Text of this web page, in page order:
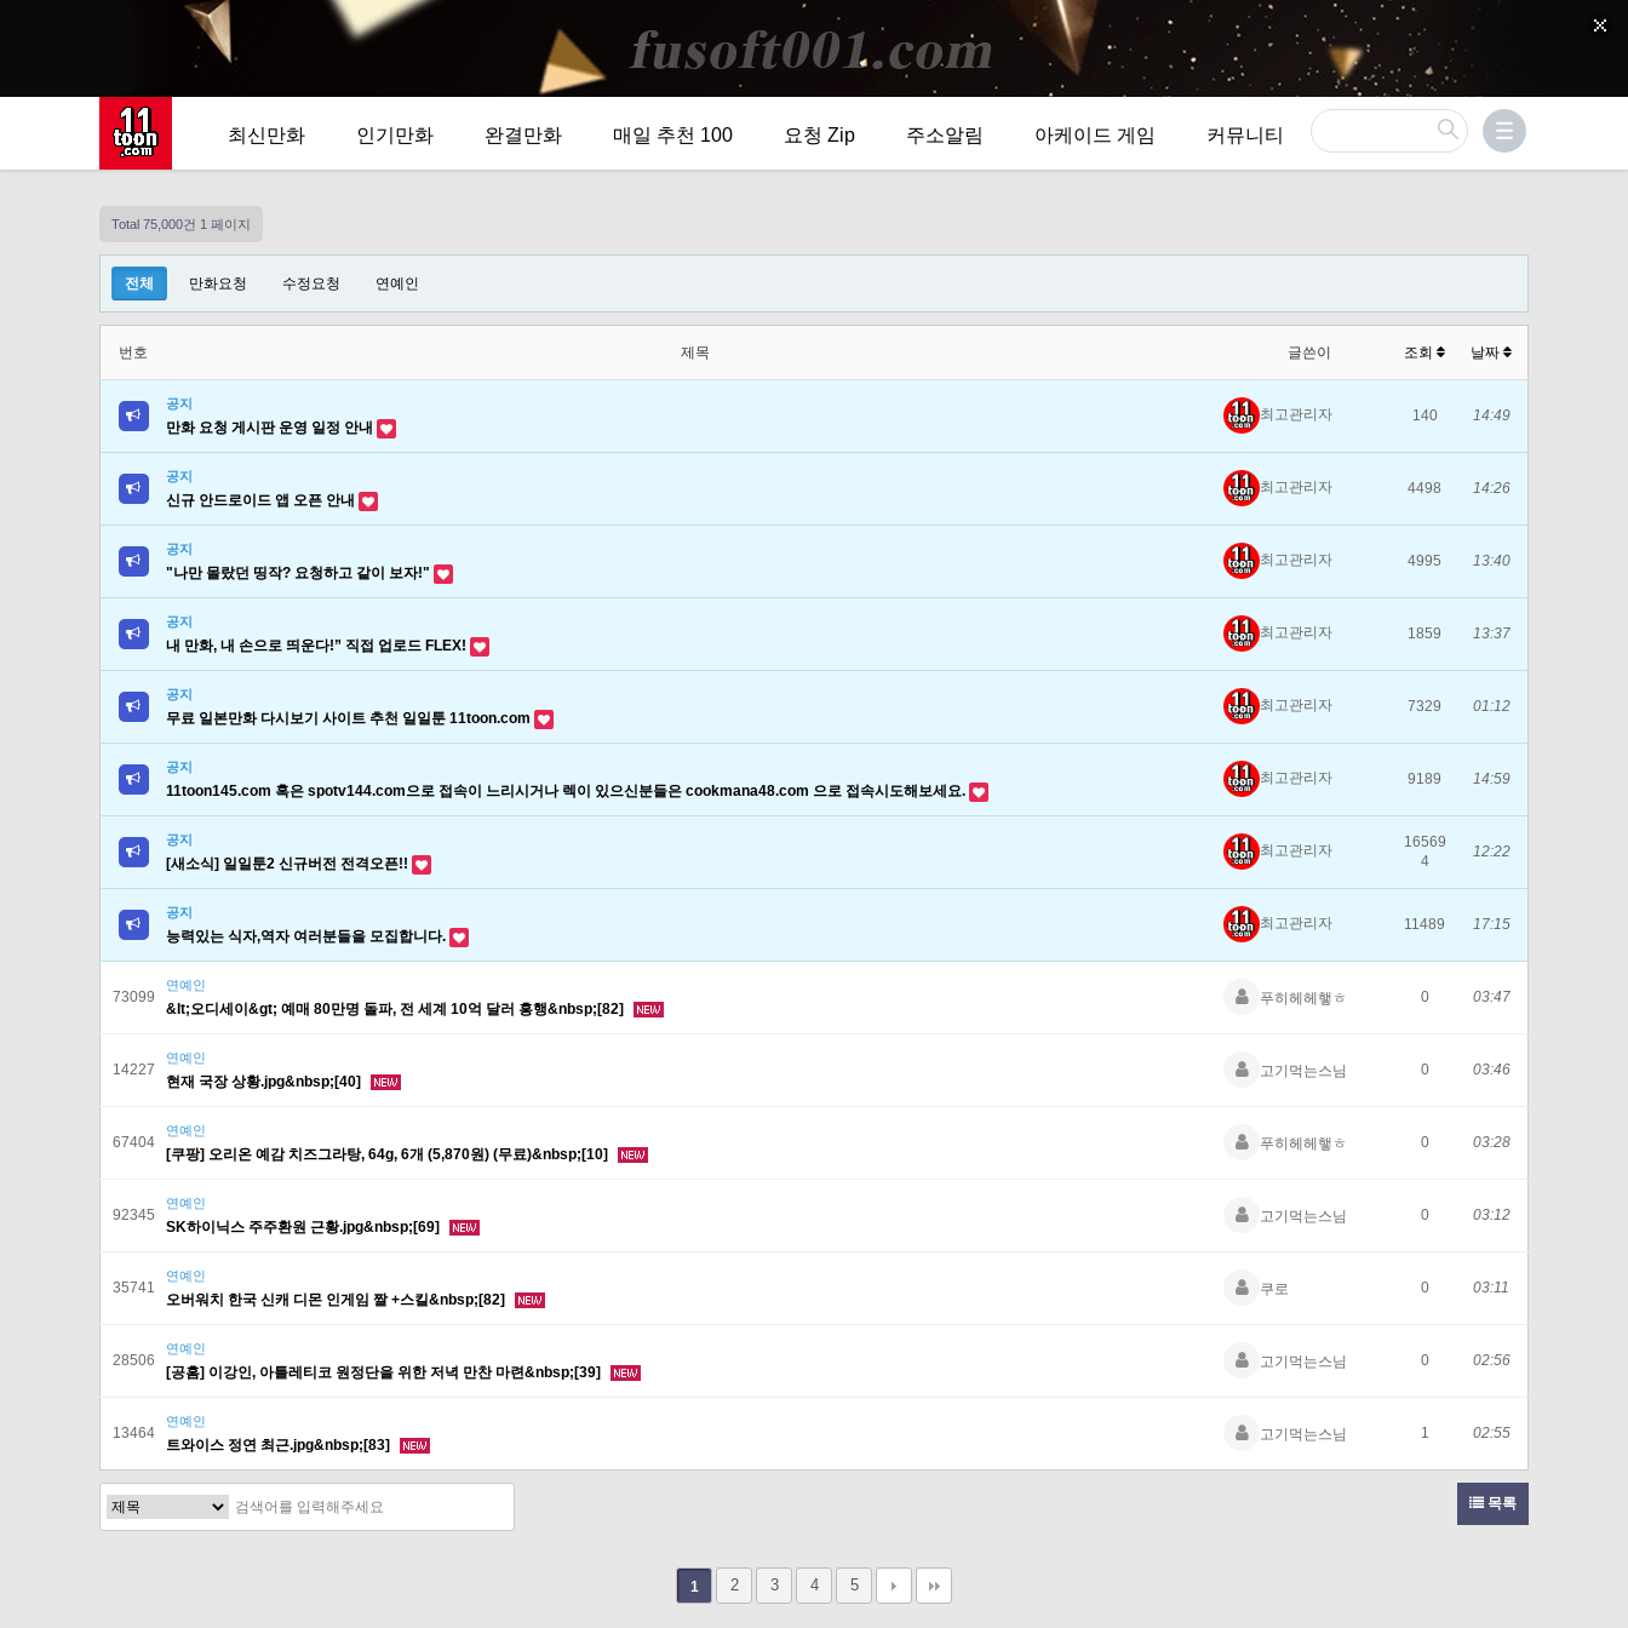
최신만화 인기만화 완결만화 매일 추천 100 요청 Zip 주소알림 아케이드 게임 커뮤니티
Total 75,000건 1 페이지
전체 만화요청 수정요청 연예인
번호 제목 글쓴이 조회 날짜
공지
만화 요청 게시판 운영 일정 안내
최고관리자 140 14:49
공지
신규 안드로이드 앱 오픈 안내
최고관리자 4498 14:26
공지
"나만 몰랐던 띵작? 요청하고 같이 보자!"
최고관리자 4995 13:40
공지
내 만화, 내 손으로 띄운다!” 직접 업로드 FLEX!
최고관리자 1859 13:37
공지
무료 일본만화 다시보기 사이트 추천 일일툰 11toon.com
최고관리자 7329 01:12
공지
11toon145.com 혹은 spotv144.com으로 접속이 느리시거나 렉이 있으신분들은 cookmana48.com 으로 접속시도해보세요.
최고관리자 9189 14:59
공지
[새소식] 일일툰2 신규버전 전격오픈!!
최고관리자
16569
4
12:22
공지
능력있는 식자,역자 여러분들을 모집합니다.
최고관리자 11489 17:15
73099
연예인
&lt;오디세이&gt; 예매 80만명 돌파, 전 세계 10억 달러 흥행&nbsp;[82]
푸히헤헤햏ㅎ 0 03:47
14227
연예인
현재 국장 상황.jpg&nbsp;[40]
고기먹는스님 0 03:46
67404
연예인
[쿠팡] 오리온 예감 치즈그라탕, 64g, 6개 (5,870원) (무료)&nbsp;[10]
푸히헤헤햏ㅎ 0 03:28
92345
연예인
SK하이닉스 주주환원 근황.jpg&nbsp;[69]
고기먹는스님 0 03:12
35741
연예인
오버워치 한국 신캐 디몬 인게임 짤 +스킬&nbsp;[82]
쿠로 0 03:11
28506
연예인
[공홈] 이강인, 아틀레티코 원정단을 위한 저녁 만찬 마련&nbsp;[39]
고기먹는스님 0 02:56
13464
연예인
트와이스 정연 최근.jpg&nbsp;[83]
고기먹는스님 1 02:55
목록
1 2 3 4 5